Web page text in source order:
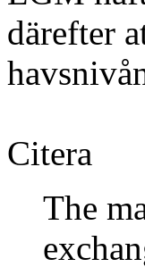
därefter
Citera
The